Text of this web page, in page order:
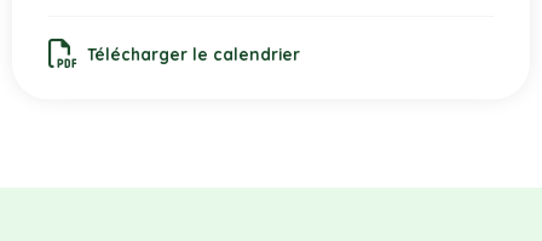
Télécharger le calendrier